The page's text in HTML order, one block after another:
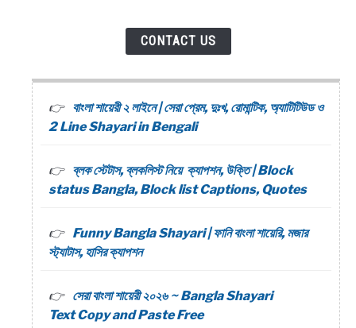
CONTACT US
বাংলা শায়েরী ২ লাইনে | সেরা প্রেম, দুঃখ, রোমান্টিক, অ্যাটিটিউড ও
2 Line Shayari in Bengali
ব্লক স্টেটাস, ব্লকলিস্ট নিয়ে ক্যাপশন, উক্তি | Block
status Bangla, Block list Captions, Quotes
Funny Bangla Shayari | ফানি বাংলা শায়েরি, মজার
স্ট্যাটাস, হাসির ক্যাপশন
সেরা বাংলা শায়েরী ২০২৬ ~ Bangla Shayari
Text Copy and Paste Free